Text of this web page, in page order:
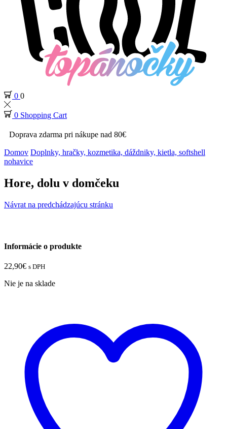
0 0
0 Shopping Cart
Doprava zdarma pri nákupe nad 80€
Domov Doplnky, hračky, kozmetika, dáždniky, kietla, softshell
nohavice
Hore, dolu v domčeku
Návrat na predchádzajúcu stránku
Informácie o produkte
22,90€ s DPH
Nie je na sklade